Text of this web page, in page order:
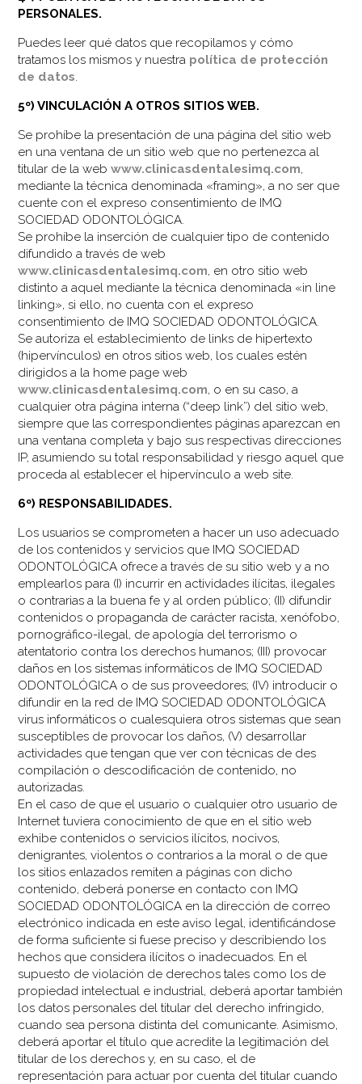
PERSONALES.
Puedes leer qué datos que recopilamos y cómo
tratamos los mismos y nuestra política de protección
de datos.
5º) VINCULACIÓN A OTROS SITIOS WEB.
Se prohíbe la presentación de una página del sitio web
en una ventana de un sitio web que no pertenezca al
titular de la webwww.clinicasdentalesimq.com,
mediante la técnica denominada «framing», a no ser que
cuente con el expreso consentimiento de IMQ
SOCIEDAD ODONTOLÓGICA.
Se prohíbe la inserción de cualquier tipo de contenido
difundido a través de web
www.clinicasdentalesimq.com, en otro sitio web
distinto a aquel mediante la técnica denominada «in line
linking», si ello, no cuenta con el expreso
consentimiento de IMQ SOCIEDAD ODONTOLÓGICA.
Se autoriza el establecimiento de links de hipertexto
(hipervínculos) en otros sitios web, los cuales estén
dirigidos a la home page web
www.clinicasdentalesimq.com, o en su caso, a
cualquier otra página interna (“deep link”) del sitio web,
siempre que las correspondientes páginas aparezcan en
una ventana completa y bajo sus respectivas direcciones
IP, asumiendo su total responsabilidad y riesgo aquel que
proceda al establecer el hipervínculo a web site.
6º) RESPONSABILIDADES.
Los usuarios se comprometen a hacer un uso adecuado
de los contenidos y servicios que IMQ SOCIEDAD
ODONTOLÓGICA ofrece a través de su sitio web y a no
emplearlos para (I) incurrir en actividades ilícitas, ilegales
o contrarias a la buena fe y al orden público; (II) difundir
contenidos o propaganda de carácter racista, xenófobo,
pornográfico-ilegal, de apología del terrorismo o
atentatorio contra los derechos humanos; (III) provocar
daños en los sistemas informáticos de IMQ SOCIEDAD
ODONTOLÓGICA o de sus proveedores; (IV) introducir o
difundir en la red de IMQ SOCIEDAD ODONTOLÓGICA
virus informáticos o cualesquiera otros sistemas que sean
susceptibles de provocar los daños, (V) desarrollar
actividades que tengan que ver con técnicas de des
compilación o descodificación de contenido, no
autorizadas.
En el caso de que el usuario o cualquier otro usuario de
Internet tuviera conocimiento de que en el sitio web
exhibe contenidos o servicios ilícitos, nocivos,
denigrantes, violentos o contrarios a la moral o de que
los sitios enlazados remiten a páginas con dicho
contenido, deberá ponerse en contacto con IMQ
SOCIEDAD ODONTOLÓGICA en la dirección de correo
electrónico indicada en este aviso legal, identificándose
de forma suficiente si fuese preciso y describiendo los
hechos que considera ilícitos o inadecuados. En el
supuesto de violación de derechos tales como los de
propiedad intelectual e industrial, deberá aportar también
los datos personales del titular del derecho infringido,
cuando sea persona distinta del comunicante. Asimismo,
deberá aportar el título que acredite la legitimación del
titular de los derechos y, en su caso, el de
representación para actuar por cuenta del titular cuando